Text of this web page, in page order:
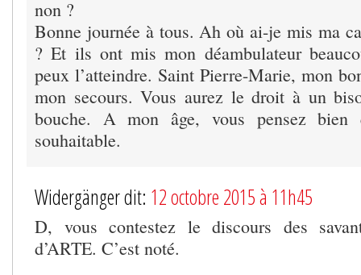
non ?
Bonne journée à tous. Ah où ai-je mis ma
? Et ils ont mis mon déambulateur
peux l’atteindre. Saint Pierre-Marie, mon
mon secours. Vous aurez le droit à un
bouche. A mon âge, vous pensez bien
souhaitable.
Widergänger dit: 12 octobre 2015 à 11h45
D, vous contestez le discours des
d’ARTE. C’est noté.